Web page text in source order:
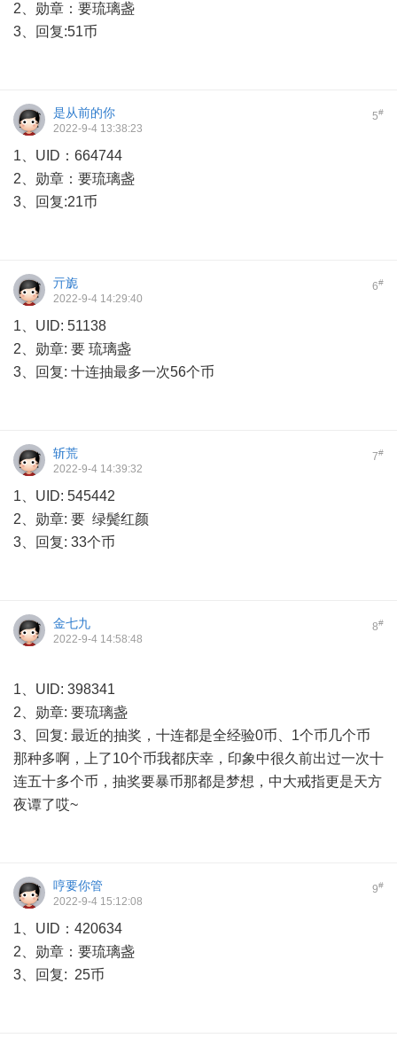
2、勋章：要琉璃盏
3、回复:51币
5#
是从前的你
2022-9-4 13:38:23
1、UID：664744
2、勋章：要琉璃盏
3、回复:21币
6#
亓旎
2022-9-4 14:29:40
1、UID: 51138
2、勋章: 要 琉璃盏
3、回复: 十连抽最多一次56个币
7#
斩荒
2022-9-4 14:39:32
1、UID: 545442
2、勋章: 要 绿鬓红颜
3、回复: 33个币
8#
金七九
2022-9-4 14:58:48
1、UID: 398341
2、勋章: 要琉璃盏
3、回复: 最近的抽奖，十连都是全经验0币、1个币几个币
那种多啊，上了10个币我都庆幸，印象中很久前出过一次十
连五十多个币，抽奖要暴币那都是梦想，中大戒指更是天方
夜谭了哎~
9#
哼要你管
2022-9-4 15:12:08
1、UID：420634
2、勋章：要琉璃盏
3、回复: 25币